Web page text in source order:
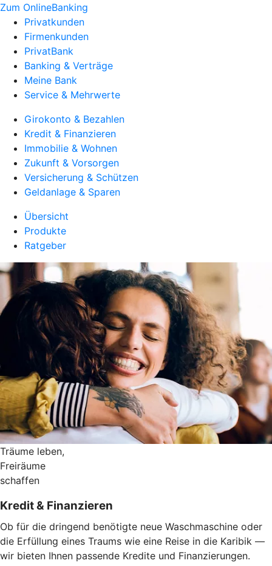
Zum OnlineBanking
Privatkunden
Firmenkunden
PrivatBank
Banking & Verträge
Meine Bank
Service & Mehrwerte
Girokonto & Bezahlen
Kredit & Finanzieren
Immobilie & Wohnen
Zukunft & Vorsorgen
Versicherung & Schützen
Geldanlage & Sparen
Übersicht
Produkte
Ratgeber
Träume leben,
Freiräume
schaffen
Kredit & Finanzieren
Ob für die dringend benötigte neue Waschmaschine oder
die Erfüllung eines Traums wie eine Reise in die Karibik —
wir bieten Ihnen passende Kredite und Finanzierungen.